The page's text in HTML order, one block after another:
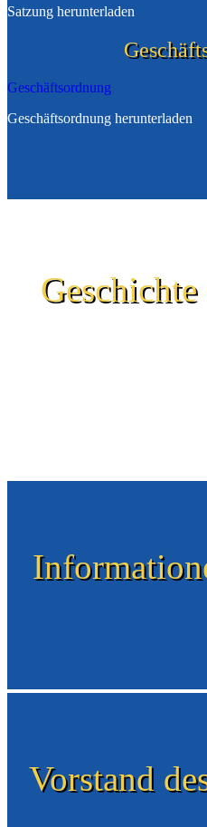
Satzung herunterladen
Geschäftsordnung
Geschäftsordnung herunterladen
Vorstand